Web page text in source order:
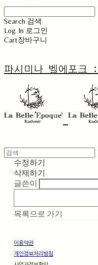
Search 검색
Log In 로그인
Cart장바구니
파시미나 벨에포크
수정하기
삭제하기
글쓴이
목록으로 가기
이용약관
개인정보처리방침